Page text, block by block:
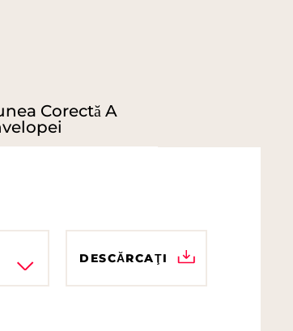
Corectă A
DESCĂRCAŢI